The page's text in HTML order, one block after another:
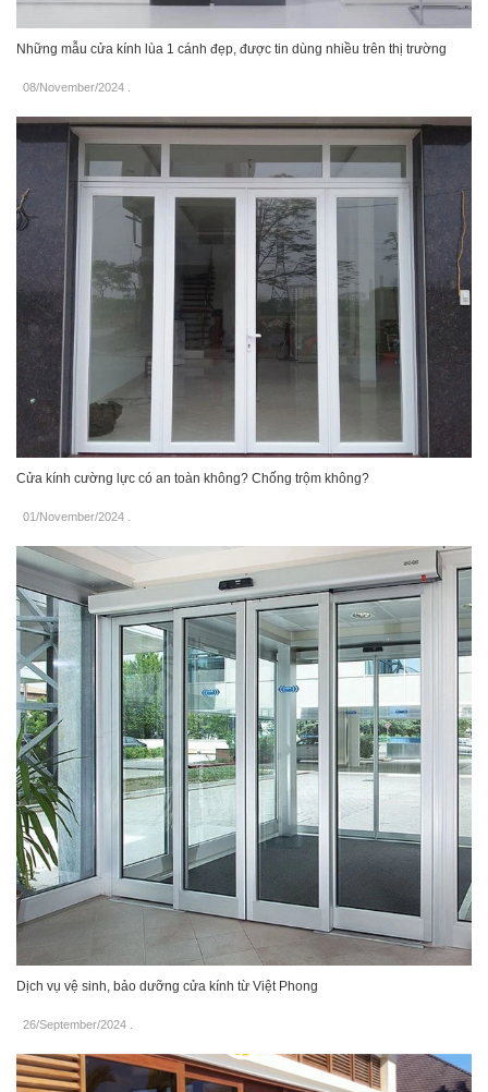
Những mẫu cửa kính lùa 1 cánh đẹp, được tin dùng nhiều trên thị trường
08/November/2024
Cửa kính cường lực có an toàn không? Chống trộm không?
01/November/2024
Dịch vụ vệ sinh, bảo dưỡng cửa kính từ Việt Phong
26/September/2024 .